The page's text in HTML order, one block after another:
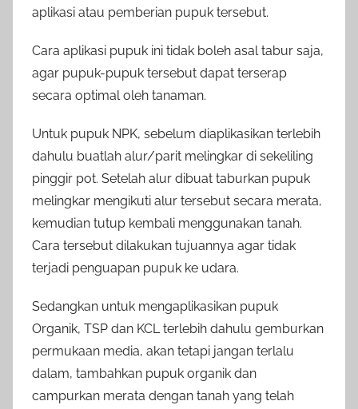
aplikasi atau pemberian pupuk tersebut.
Cara aplikasi pupuk ini tidak boleh asal tabur saja,
agar pupuk-pupuk tersebut dapat terserap
secara optimal oleh tanaman.
Untuk pupuk NPK, sebelum diaplikasikan terlebih
dahulu buatlah alur/parit melingkar di sekeliling
pinggir pot. Setelah alur dibuat taburkan pupuk
melingkar mengikuti alur tersebut secara merata,
kemudian tutup kembali menggunakan tanah.
Cara tersebut dilakukan tujuannya agar tidak
terjadi penguapan pupuk ke udara.
Sedangkan untuk mengaplikasikan pupuk
Organik, TSP dan KCL terlebih dahulu gemburkan
permukaan media, akan tetapi jangan terlalu
dalam, tambahkan pupuk organik dan
campurkan merata dengan tanah yang telah